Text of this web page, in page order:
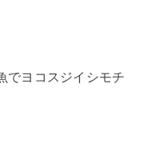
でヨコスジイシモチ